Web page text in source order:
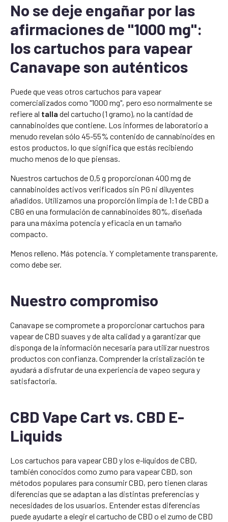
No se deje engañar por las
afirmaciones de "1000 mg":
los cartuchos para vapear
Canavape son auténticos
Puede que veas otros cartuchos para vapear
comercializados como "1000 mg", pero eso normalmente se
refiere al talla del cartucho (1 gramo), no la cantidad de
cannabinoides que contiene. Los informes de laboratorio a
menudo revelan sólo 45-55% contenido de cannabinoides en
estos productos, lo que significa que estás recibiendo
mucho menos de lo que piensas.
Nuestros cartuchos de 0,5 g proporcionan 400 mg de
cannabinoides activos verificados sin PG ni diluyentes
añadidos. Utilizamos una proporción limpia de 1:1 de CBD a
CBG en una formulación de cannabinoides 80%, diseñada
para una máxima potencia y eficacia en un tamaño
compacto.
Menos relleno. Más potencia. Y completamente transparente,
como debe ser.
Nuestro compromiso
Canavape se compromete a proporcionar cartuchos para
vapear de CBD suaves y de alta calidad y a garantizar que
disponga de la información necesaria para utilizar nuestros
productos con confianza. Comprender la cristalización te
ayudará a disfrutar de una experiencia de vapeo segura y
satisfactoria.
CBD Vape Cart vs. CBD E-
Liquids
Los cartuchos para vapear CBD y los e-líquidos de CBD,
también conocidos como zumo para vapear CBD, son
métodos populares para consumir CBD, pero tienen claras
diferencias que se adaptan a las distintas preferencias y
necesidades de los usuarios. Entender estas diferencias
puede ayudarte a elegir el cartucho de CBD o el zumo de CBD